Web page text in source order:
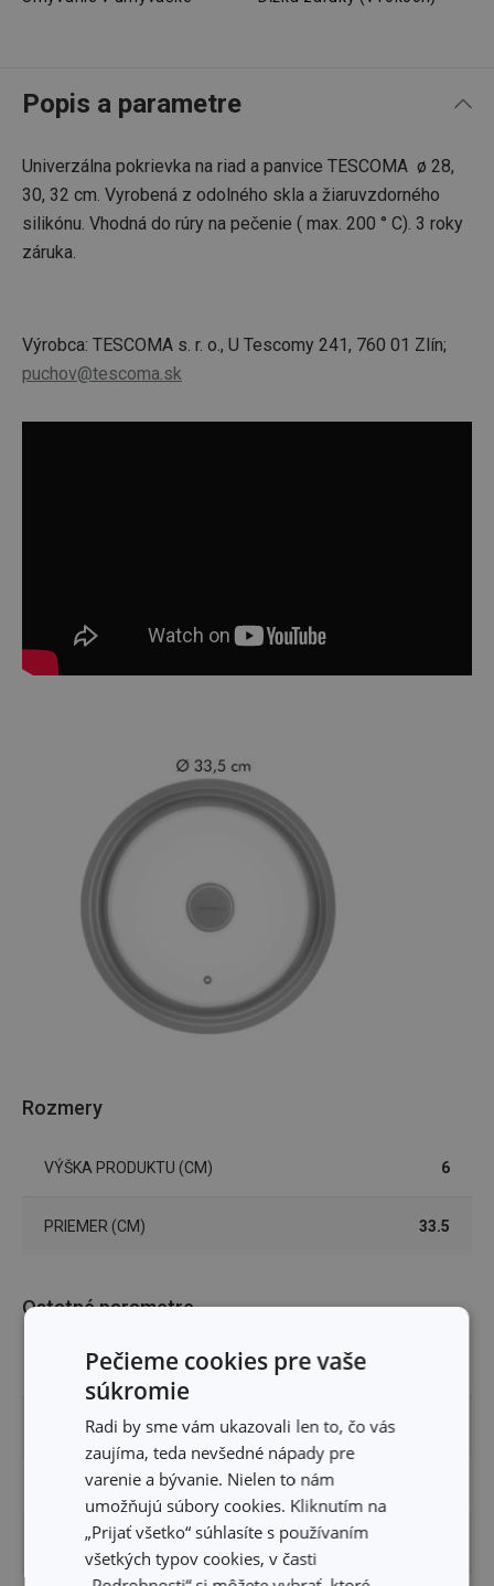
Popis a parametre
Univerzálna pokrievka na riad a panvice TESCOMA ø 28,
30, 32 cm. Vyrobená z odolného skla a žiaruvzdorného
silikónu. Vhodná do rúry na pečenie ( max. 200 ° C). 3 roky
záruka.
Výrobca: TESCOMA s. r. o., U Tescomy 241, 760 01 Zlín;
puchov@tescoma.sk
Rozmery
VÝŠKA PRODUKTU (CM) 6
PRIEMER (CM) 33.5
Ostatné parametre
MATERIÁL silikón, sklo
PRODUKTOVÁ LÍNIA UNICOVER
UPRESNENIE univerzálne
Pečieme cookies pre vaše
súkromie
Radi by sme vám ukazovali len to, čo vás
zaujíma, teda nevšedné nápady pre
varenie a bývanie. Nielen to nám
umožňujú súbory cookies. Kliknutím na
„Prijať všetko“ súhlasíte s používaním
všetkých typov cookies, v časti